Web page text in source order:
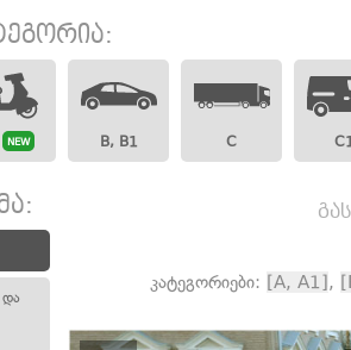
NEW B, B1 C
კატეგორიები: [A, A1],